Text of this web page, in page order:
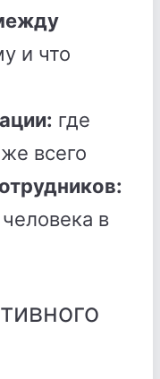
и что
где
всего
в